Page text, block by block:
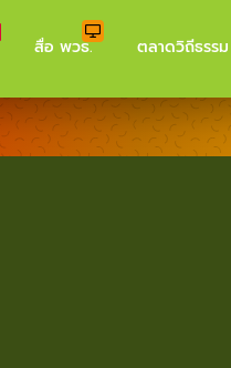
สื่อ พวธ. ตลาดวิถีธรรม